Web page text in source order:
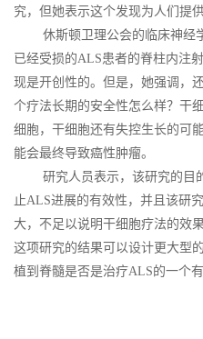
究，但她表示这个发现为人们提
休斯顿卫理公会的临床神经学
已经受损的ALS患者的脊柱内注
现是开创性的。但是，她强调，
个疗法长期的安全性怎么样？干
细胞，干细胞还有失控生长的可
能会最终导致癌性肿瘤。
研究人员表示，该研究的目的
止ALS进展的有效性，并且该研
大，不足以说明干细胞疗法的效
这项研究的结果可以设计更大型
植到脊髓是否是治疗ALS的一个有